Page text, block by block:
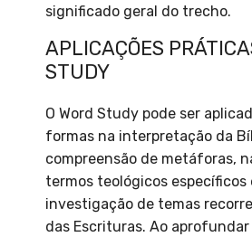
significado geral do trecho.
APLICAÇÕES
STUDY
O Word Study pode ser
formas na interpretação da
compreensão de metáforas,
termos teológicos específicos
investigação de temas
das Escrituras. Ao